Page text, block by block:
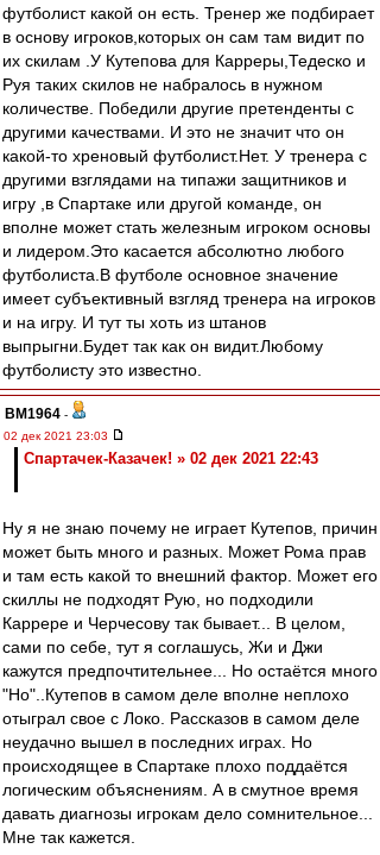
футболист какой он есть. Тренер же подбирает
в основу игроков,которых он сам там видит по
их скилам .У Кутепова для Карреры,Тедеско и
Руя таких скилов не набралось в нужном
количестве. Победили другие претенденты с
другими качествами. И это не значит что он
какой-то хреновый футболист.Нет. У тренера с
другими взглядами на типажи защитников и
игру ,в Спартаке или другой команде, он
вполне может стать железным игроком основы
и лидером.Это касается абсолютно любого
футболиста.В футболе основное значение
имеет субъективный взгляд тренера на игроков
и на игру. И тут ты хоть из штанов
выпрыгни.Будет так как он видит.Любому
футболисту это известно.
BM1964 -
02 дек 2021 23:03
Спартачек-Казачек! » 02 дек 2021 22:43
Ну я не знаю почему не играет Кутепов, причин
может быть много и разных. Может Рома прав
и там есть какой то внешний фактор. Может его
скиллы не подходят Рую, но подходили
Каррере и Черчесову так бывает... В целом,
сами по себе, тут я соглашусь, Жи и Джи
кажутся предпочтительнее... Но остаётся много
"Но"..Кутепов в самом деле вполне неплохо
отыграл свое с Локо. Рассказов в самом деле
неудачно вышел в последних играх. Но
происходящее в Спартаке плохо поддаётся
логическим объяснениям. А в смутное время
давать диагнозы игрокам дело сомнительное...
Мне так кажется.